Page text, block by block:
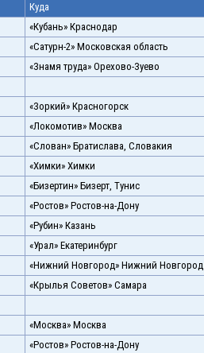
Куда
«Кубань» Краснодар
«Сатурн-2» Московская область
«Знамя труда» Орехово-Зуево
«Зоркий» Красногорск
«Локомотив» Москва
«Слован» Братислава, Словакия
«Химки» Химки
«Бизертин» Бизерт, Тунис
«Ростов» Ростов-на-Дону
«Рубин» Казань
«Урал» Екатеринбург
«Нижний Новгород» Нижний Новгород
«Крылья Советов» Самара
«Москва» Москва
«Ростов» Ростов-на-Дону